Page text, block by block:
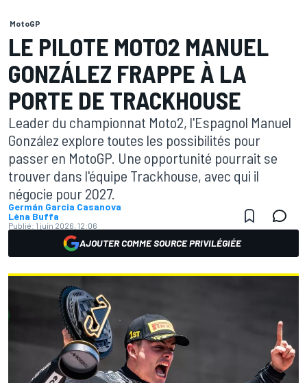
MotoGP
LE PILOTE MOTO2 MANUEL
GONZÁLEZ FRAPPE À LA
PORTE DE TRACKHOUSE
Leader du championnat Moto2, l'Espagnol Manuel
González explore toutes les possibilités pour
passer en MotoGP. Une opportunité pourrait se
trouver dans l'équipe Trackhouse, avec qui il
négocie pour 2027.
Germán Garcia Casanova
Léna Buffa
Publié: 1 juin 2026, 12:06
AJOUTER COMME SOURCE PRIVILÉGIÉE